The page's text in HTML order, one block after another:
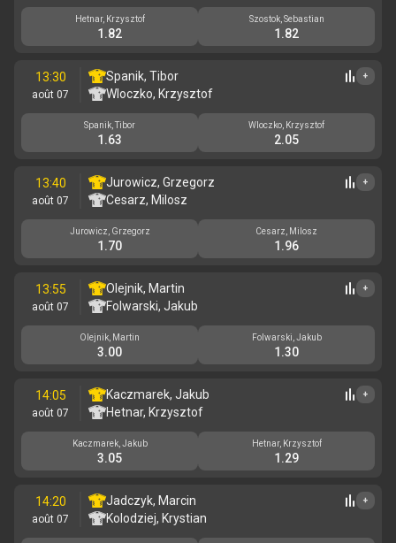
Hetnar, Krzysztof
1.82
Szostok, Sebastian
1.82
13:30
août 07
Spanik, Tibor
Wloczko, Krzysztof
+
Spanik, Tibor
1.63
Wloczko, Krzysztof
2.05
13:40
août 07
Jurowicz, Grzegorz
Cesarz, Milosz
+
Jurowicz, Grzegorz
1.70
Cesarz, Milosz
1.96
13:55
août 07
Olejnik, Martin
Folwarski, Jakub
+
Olejnik, Martin
3.00
Folwarski, Jakub
1.30
14:05
août 07
Kaczmarek, Jakub
Hetnar, Krzysztof
+
Kaczmarek, Jakub
3.05
Hetnar, Krzysztof
1.29
14:20
août 07
Jadczyk, Marcin
Kolodziej, Krystian
+